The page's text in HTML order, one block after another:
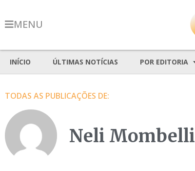
MENU
INÍCIO ÚLTIMAS NOTÍCIAS POR EDITORIA
TODAS AS PUBLICAÇÕES DE:
Neli Mombelli